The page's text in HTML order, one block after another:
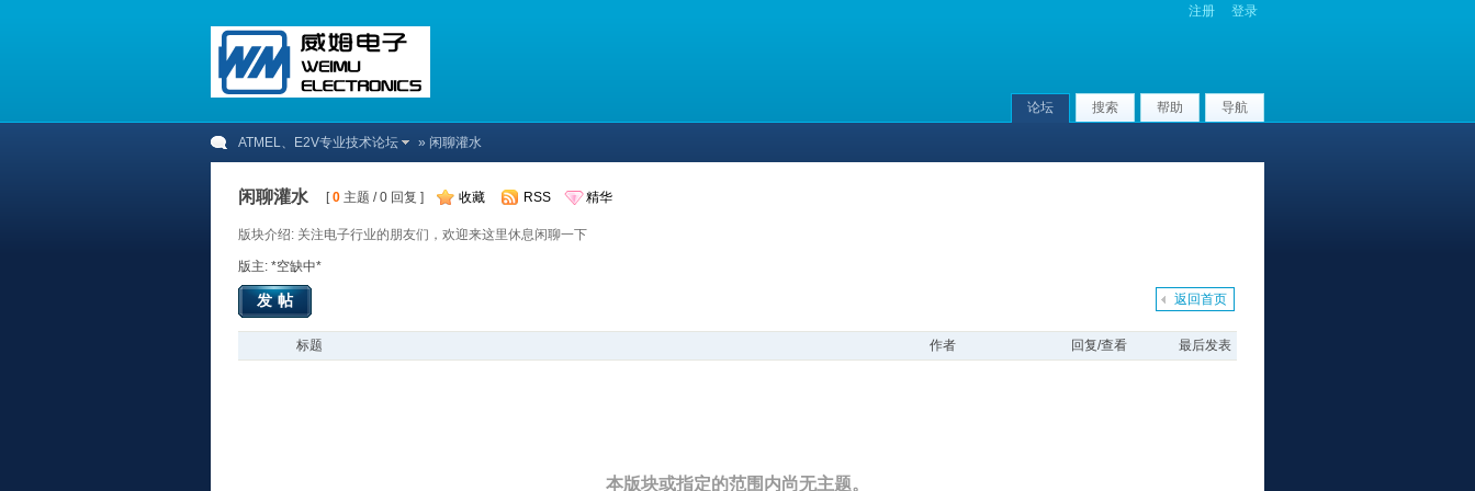
注册 登录
论坛 搜索 帮助 导航
ATMEL、E2V专业技术论坛 » 闲聊灌水
闲聊灌水 [0 主题 / 0 回复 ] 收藏 RSS 精华
版块介绍: 关注电子行业的朋友们，欢迎来这里休息闲聊一下
版主: *空缺中*
返回首页
发帖
标题 作者 回复/查看 最后发表
本版块或指定的范围内尚无主题。